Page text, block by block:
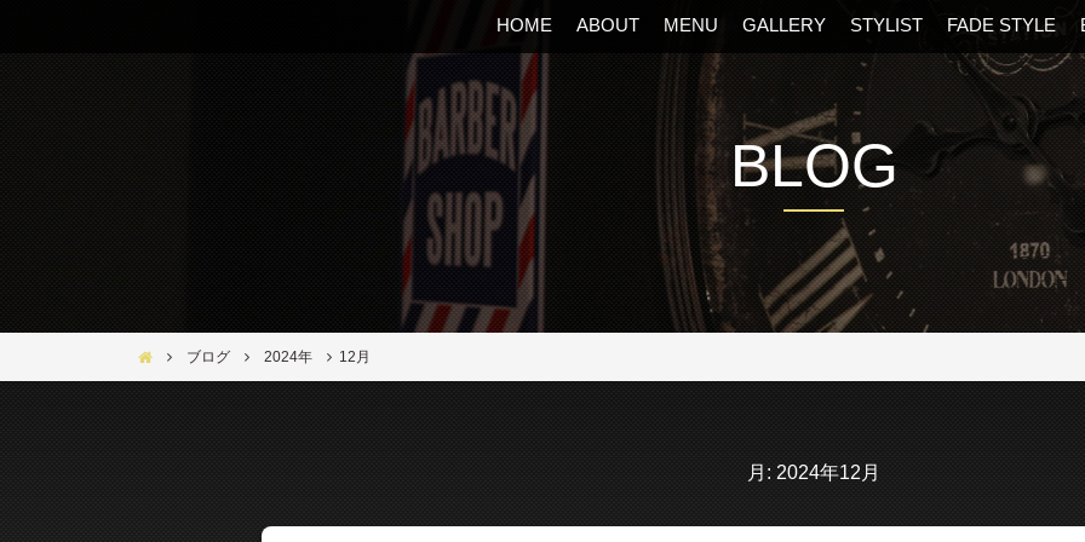
HOME ABOUT MENU GALLERY STYLIST FADE STYLE
BLOG
Bar Ber Shop REGALO【バーバーショップ レガロ】- 大阪・福島区の美容室
ブログ 2024年 12月
月: 2024年12月